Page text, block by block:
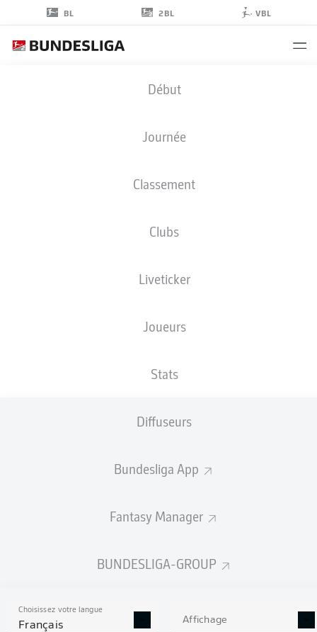
BL 2BL VBL
Début
Journée
Classement
Clubs
Liveticker
Joueurs
Stats
Diffuseurs
Bundesliga App
Fantasy Manager
BUNDESLIGA-GROUP
Choisissez votre langue
Français Affichage
STATS DE LA SAISON
2025/2026